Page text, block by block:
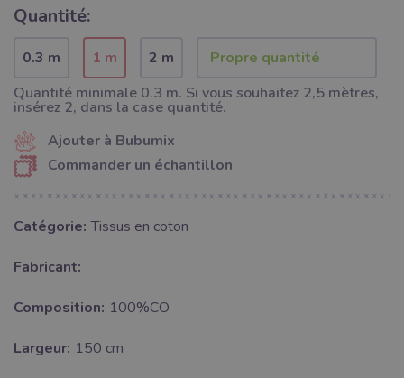
Quantité:
0.3 m 1 m
2 m
Quantité minimale 0.3 m. Si vous souhaitez 2,5 mètres,
insérez 2, dans la case quantité.
Ajouter à Bubumix
Commander un échantillon
Catégorie: Tissus en coton
Fabricant:
Composition: 100%CO
Largeur: 150 cm